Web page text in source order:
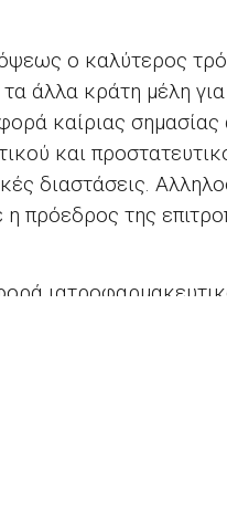
ο καλύτερος
άλλα κράτη μέλη
καίριας
και
διαστάσεις.
πρόεδρος της